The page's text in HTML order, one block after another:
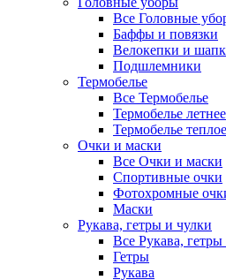
Все Головные
Баффы и повязки
Велокепки и
Подшлемники
Термобелье
Все Термобелье
Термобелье летнее
Термобелье теплое
Очки и маски
Все Очки и маски
Спортивные очки
Фотохромные
Маски
Рукава, гетры и чулки
Все Рукава, гетры
Гетры
Рукава